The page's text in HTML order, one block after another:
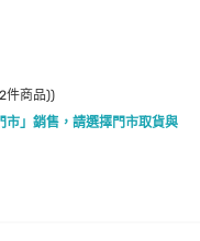
市」銷售，請選擇門市取貨與
件商品))